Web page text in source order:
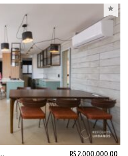
R$ 2.000.000,00